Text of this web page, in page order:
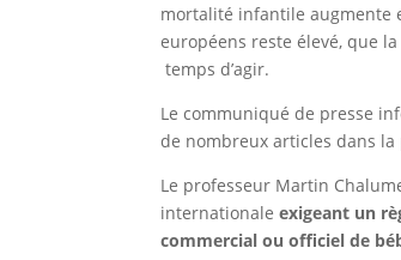
mortalité infantile augmente
européens reste élevé, que
temps d’agir.
Le communiqué de presse
de nombreux articles dans la
Le professeur Martin
internationaleexigeant un
commercial ou officiel de